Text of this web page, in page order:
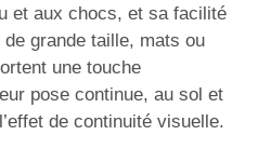
et aux chocs, et sa facilité
grande taille, mats ou
une touche
pose continue, au sol et
de continuité visuelle.